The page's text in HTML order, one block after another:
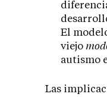
El
viejo
autismo
Las